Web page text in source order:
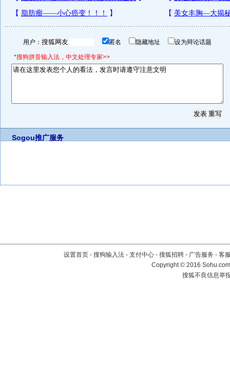
用户： 匿名 隐藏地址 设为辩论话题
*搜狗拼音输入法，中文处理专家>>
Sogou推广服务
设置首页 - 搜狗输入法 - 支付中心 - 搜狐招聘 - 广告服务 - 客
Copyright©2016
搜狐不良信息举